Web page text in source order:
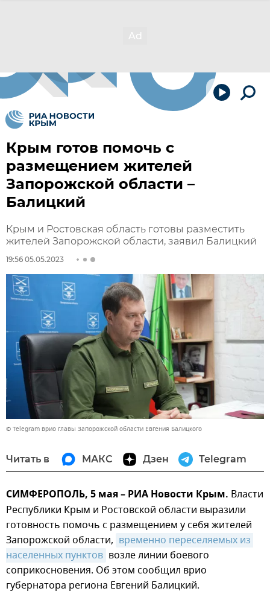
Крым готов помочь с
размещением жителей
Запорожской области –
Балицкий
Крым и Ростовская область готовы разместить
жителей Запорожской области, заявил Балицкий
19:56 05.05.2023
© Telegram врио главы Запорожской области Евгения Балицкого
Читать в МАКС Дзен Telegram
СИМФЕРОПОЛЬ, 5 мая – РИА Новости Крым. Власти
Республики Крым и Ростовской области выразили
готовность помочь с размещением у себя жителей
Запорожской области, временно переселяемых из
населенных пунктов возле линии боевого
соприкосновения. Об этом сообщил врио
губернатора региона Евгений Балицкий.